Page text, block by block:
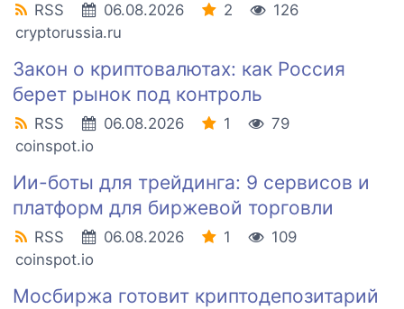
RSS 06.08.2026 2
126
cryptorussia.ru
Закон о криптовалютах: как Россия
берет рынок под контроль
RSS 06.08.2026 1
79
coinspot.io
Ии-боты для трейдинга: 9 сервисов и
платформ для биржевой торговли
RSS 06.08.2026 1
109
coinspot.io
Мосбиржа готовит криптодепозитарий